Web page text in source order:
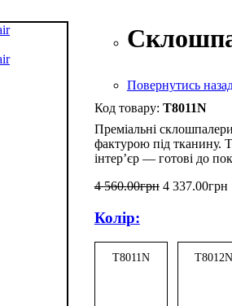
Повернутись
T8011N
Преміальні
фактурою під тканину.
інтер’єр — готові до
4 560.00грн 4 337.00грн
Колір:
T8011N T8012N